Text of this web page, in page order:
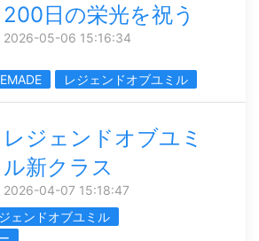
200日の栄光を祝う
2026-05-06 15:16:34
レジェンドオブユミル
レジェンドオブユミ
ル新クラス
2026-04-07 15:18:47
ェンドオブユミル